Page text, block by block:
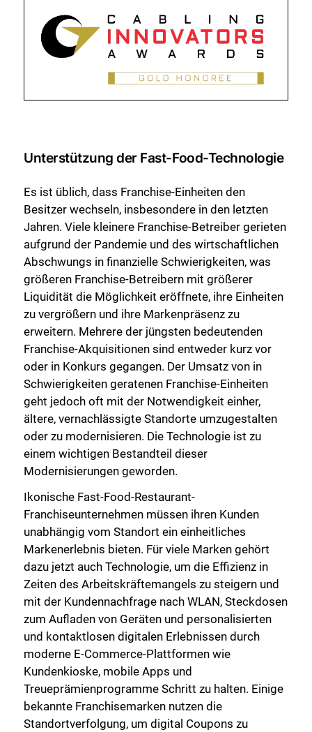
Unterstützung der Fast-Food-Technologie
Es ist üblich, dass Franchise-Einheiten den
Besitzer wechseln, insbesondere in den letzten
Jahren. Viele kleinere Franchise-Betreiber gerieten
aufgrund der Pandemie und des wirtschaftlichen
Abschwungs in finanzielle Schwierigkeiten, was
größeren Franchise-Betreibern mit größerer
Liquidität die Möglichkeit eröffnete, ihre Einheiten
zu vergrößern und ihre Markenpräsenz zu
erweitern. Mehrere der jüngsten bedeutenden
Franchise-Akquisitionen sind entweder kurz vor
oder in Konkurs gegangen. Der Umsatz von in
Schwierigkeiten geratenen Franchise-Einheiten
geht jedoch oft mit der Notwendigkeit einher,
ältere, vernachlässigte Standorte umzugestalten
oder zu modernisieren. Die Technologie ist zu
einem wichtigen Bestandteil dieser
Modernisierungen geworden.
Ikonische Fast-Food-Restaurant-
Franchiseunternehmen müssen ihren Kunden
unabhängig vom Standort ein einheitliches
Markenerlebnis bieten. Für viele Marken gehört
dazu jetzt auch Technologie, um die Effizienz in
Zeiten des Arbeitskräftemangels zu steigern und
mit der Kundennachfrage nach WLAN, Steckdosen
zum Aufladen von Geräten und personalisierten
und kontaktlosen digitalen Erlebnissen durch
moderne E-Commerce-Plattformen wie
Kundenkioske, mobile Apps und
Treueprämienprogramme Schritt zu halten. Einige
bekannte Franchisemarken nutzen die
Standortverfolgung, um digital Coupons zu